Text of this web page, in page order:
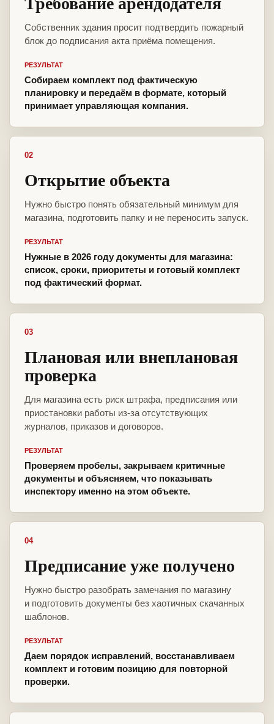
Собственник здания просит подтвердить пожарный
блок до подписания акта приёма помещения.
РЕЗУЛЬТАТ
Собираем комплект под фактическую
планировку и передаём в формате, который
принимает управляющая компания.
02
Открытие объекта
Нужно быстро понять обязательный минимум для
магазина, подготовить папку и не переносить запуск.
РЕЗУЛЬТАТ
Нужные в 2026 году документы для магазина:
список, сроки, приоритеты и готовый комплект
под фактический формат.
03
Плановая или внеплановая
проверка
Для магазина есть риск штрафа, предписания или
приостановки работы из-за отсутствующих
журналов, приказов и договоров.
РЕЗУЛЬТАТ
Проверяем пробелы, закрываем критичные
документы и объясняем, что показывать
инспектору именно на этом объекте.
04
Предписание уже получено
Нужно быстро разобрать замечания по магазину
и подготовить документы без хаотичных скачанных
шаблонов.
РЕЗУЛЬТАТ
Даем порядок исправлений, восстанавливаем
комплект и готовим позицию для повторной
проверки.